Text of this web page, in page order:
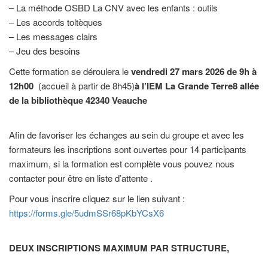
– La méthode OSBD La CNV avec les enfants : outils
– Les accords toltèques
– Les messages clairs
– Jeu des besoins
Cette formation se déroulera levendredi 27 mars 2026 de 9h à
12h00 (accueil à partir de 8h45)à l’IEM La Grande Terre8 allée
de la bibliothèque 42340 Veauche
Afin de favoriser les échanges au sein du groupe et avec les
formateurs les inscriptions sont ouvertes pour 14 participants
maximum, si la formation est complète vous pouvez nous
contacter pour être en liste d’attente .
Pour vous inscrire cliquez sur le lien suivant :
https://forms.gle/5udmSSr68pKbYCsX6
DEUX INSCRIPTIONS MAXIMUM PAR STRUCTURE,